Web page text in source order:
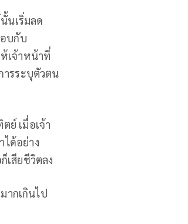
นเริ่มลด
บกับ
เจ้าหน้าที่
ารระบุตัวตน
ย์ เมื่อเจ้า
ด้อย่าง
เสียชีวิตลง
ากเกินไป